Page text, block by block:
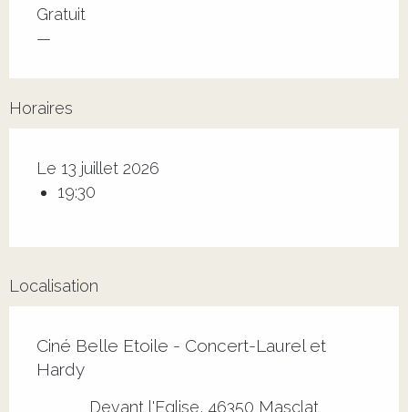
Tarifs 2026
Gratuit
—
Horaires
Le 13 juillet 2026
19:30
Localisation
Ciné Belle Etoile - Concert-Laurel et
Hardy
Devant l'Eglise, 46350 Masclat